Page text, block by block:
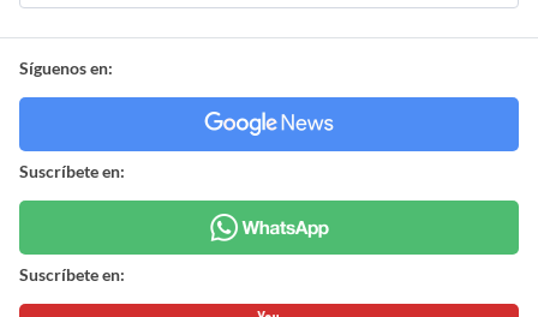
Síguenos en:
Suscríbete en:
Suscríbete en: